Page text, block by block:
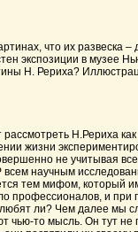
что их развеска –
экспозиции в музее
Н. Рериха?
Н.Рериха как
жизни
не учитывая
научным
тем мифом, который
и при
ли? Чем далее мы
чью-то мысль. Он тут